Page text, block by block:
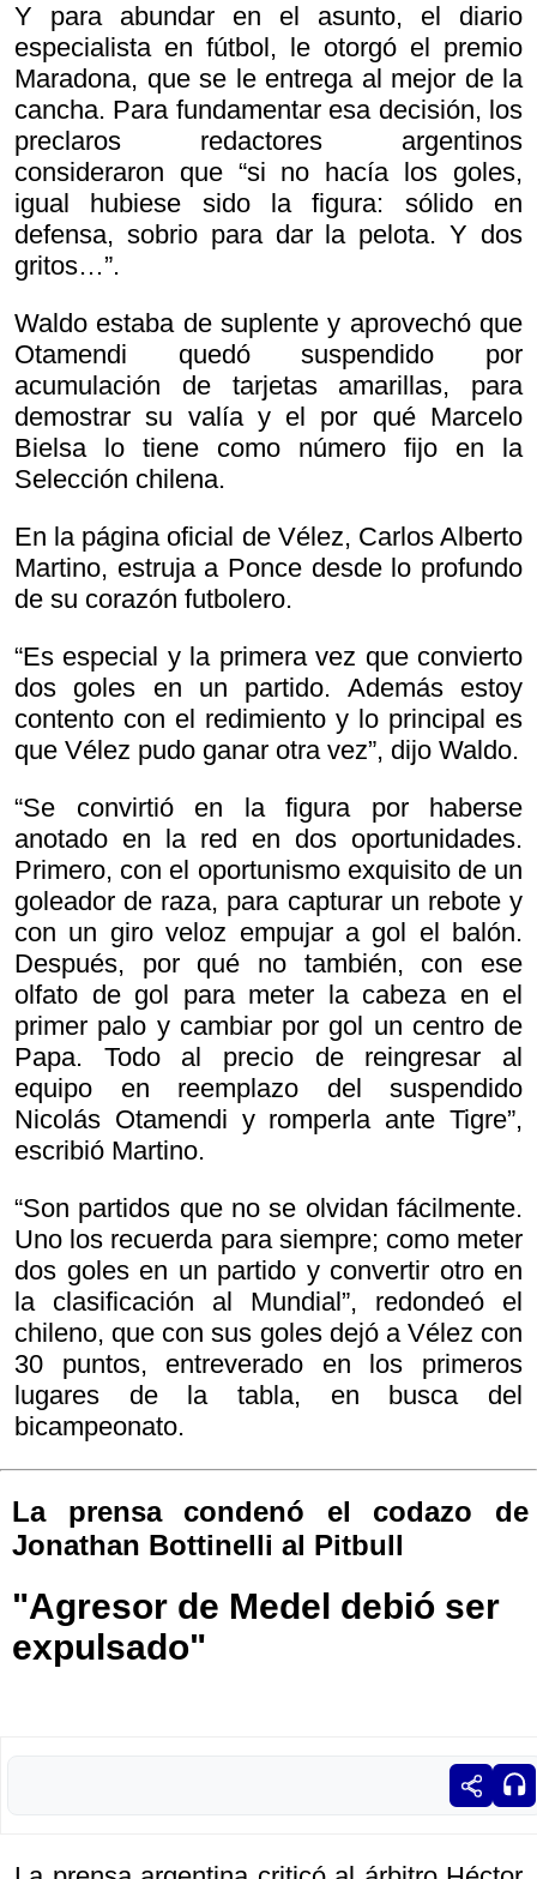
Y para abundar en el asunto, el diario
especialista en fútbol, le otorgó el premio
Maradona, que se le entrega al mejor de la
cancha. Para fundamentar esa decisión, los
preclaros redactores argentinos
consideraron que “si no hacía los goles,
igual hubiese sido la figura: sólido en
defensa, sobrio para dar la pelota. Y dos
gritos…”.
Waldo estaba de suplente y aprovechó que
Otamendi quedó suspendido por
acumulación de tarjetas amarillas, para
demostrar su valía y el por qué Marcelo
Bielsa lo tiene como número fijo en la
Selección chilena.
En la página oficial de Vélez, Carlos Alberto
Martino, estruja a Ponce desde lo profundo
de su corazón futbolero.
“Es especial y la primera vez que convierto
dos goles en un partido. Además estoy
contento con el redimiento y lo principal es
que Vélez pudo ganar otra vez”, dijo Waldo.
“Se convirtió en la figura por haberse
anotado en la red en dos oportunidades.
Primero, con el oportunismo exquisito de un
goleador de raza, para capturar un rebote y
con un giro veloz empujar a gol el balón.
Después, por qué no también, con ese
olfato de gol para meter la cabeza en el
primer palo y cambiar por gol un centro de
Papa. Todo al precio de reingresar al
equipo en reemplazo del suspendido
Nicolás Otamendi y romperla ante Tigre”,
escribió Martino.
“Son partidos que no se olvidan fácilmente.
Uno los recuerda para siempre; como meter
dos goles en un partido y convertir otro en
la clasificación al Mundial”, redondeó el
chileno, que con sus goles dejó a Vélez con
30 puntos, entreverado en los primeros
lugares de la tabla, en busca del
bicampeonato.
La prensa condenó el codazo de
Jonathan Bottinelli al Pitbull
"Agresor de Medel debió ser
expulsado"